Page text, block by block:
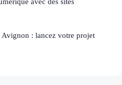
Avignon : lancez votre projet